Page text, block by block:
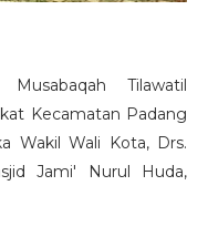
Musabaqah Tilawatil
Kecamatan Padang
Wakil Wali Kota, Drs.
Jami' Nurul Huda,